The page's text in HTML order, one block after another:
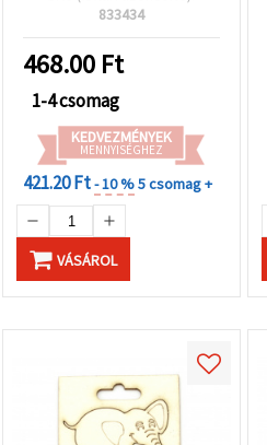
833434
468.00 Ft
1-4 csomag
KEDVEZMÉNYEK
MENNYISÉGHEZ
421.20 Ft- 10 %5 csomag +
VÁSÁROL